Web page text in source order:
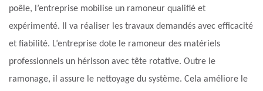
poêle, l’entreprise mobilise un ramoneur qualifié et
expérimenté. Il va réaliser les travaux demandés avec efficacité
et fiabilité. L’entreprise dote le ramoneur des matériels
professionnels un hérisson avec tête rotative. Outre le
ramonage, il assure le nettoyage du système. Cela améliore le